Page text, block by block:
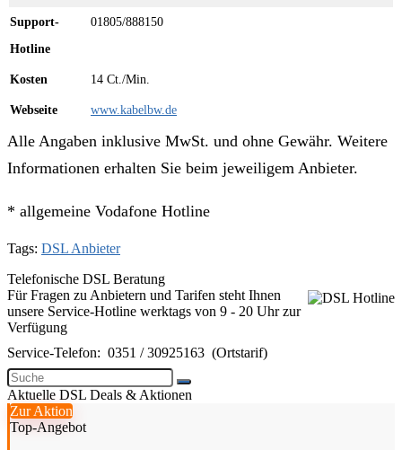
01805/888150
14 Ct./Min.
www.kabelbw.de
Alle Angaben inklusive MwSt. und ohne Gewähr. Weitere
Informationen erhalten Sie beim jeweiligem Anbieter.
* allgemeine Vodafone Hotline
Tags: DSL Anbieter
Telefonische DSL Beratung
Für Fragen zu Anbietern und Tarifen steht Ihnen
unsere Service-Hotline werktags von 9 - 20 Uhr zur
Verfügung
Service-Telefon: 0351 / 30925163 (Ortstarif)
Aktuelle DSL Deals & Aktionen
Zur Aktion
Top-Angebot